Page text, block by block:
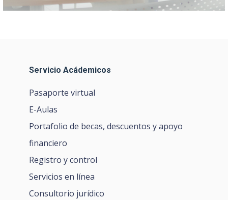
Servicio Acádemicos
Pasaporte virtual
E-Aulas
Portafolio de becas, descuentos y apoyo
financiero
Registro y control
Servicios en línea
Consultorio jurídico